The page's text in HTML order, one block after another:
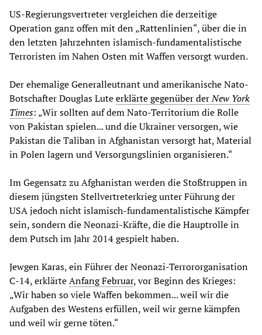
US-Regierungsvertreter vergleichen die derzeitige
Operation ganz offen mit den „Rattenlinien“, über die in
den letzten Jahrzehnten islamisch-fundamentalistische
Terroristen im Nahen Osten mit Waffen versorgt wurden.
Der ehemalige Generalleutnant und amerikanische Nato-
Botschafter Douglas Luteerklärte gegenüber derNew York
Times: „Wir sollten auf dem Nato-Territorium die Rolle
von Pakistan spielen... und die Ukrainer versorgen, wie
Pakistan die Taliban in Afghanistan versorgt hat, Material
in Polen lagern und Versorgungslinien organisieren.“
Im Gegensatz zu Afghanistan werden die Stoßtruppen in
diesem jüngsten Stellvertreterkrieg unter Führung der
USA jedoch nicht islamisch-fundamentalistische Kämpfer
sein, sondern die Neonazi-Kräfte, die die Hauptrolle in
dem Putsch im Jahr 2014 gespielt haben.
Jewgen Karas, ein Führer der Neonazi-Terrororganisation
C-14, erklärteAnfang Februar, vor Beginn des Krieges:
„Wir haben so viele Waffen bekommen... weil wir die
Aufgaben des Westens erfüllen, weil wir gerne kämpfen
und weil wir gerne töten.“